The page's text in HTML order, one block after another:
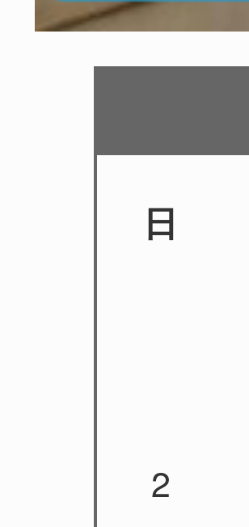
日
2